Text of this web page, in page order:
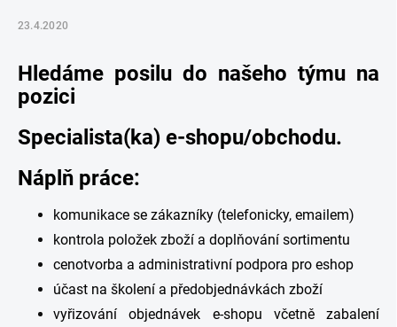
23.4.2020
Hledáme posilu do našeho týmu na
pozici
Specialista(ka) e-shopu/obchodu.
Náplň práce:
komunikace se zákazníky (telefonicky, emailem)
kontrola položek zboží a doplňování sortimentu
cenotvorba a administrativní podpora pro eshop
účast na školení a předobjednávkách zboží
vyřizování objednávek e-shopu včetně zabalení